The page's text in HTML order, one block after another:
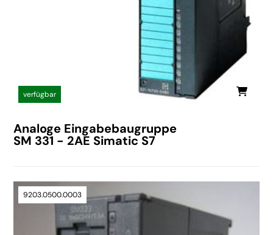
verfügbar
Analoge Eingabebaugruppe
SM 331 - 2AE Simatic S7
9203.0500.0003